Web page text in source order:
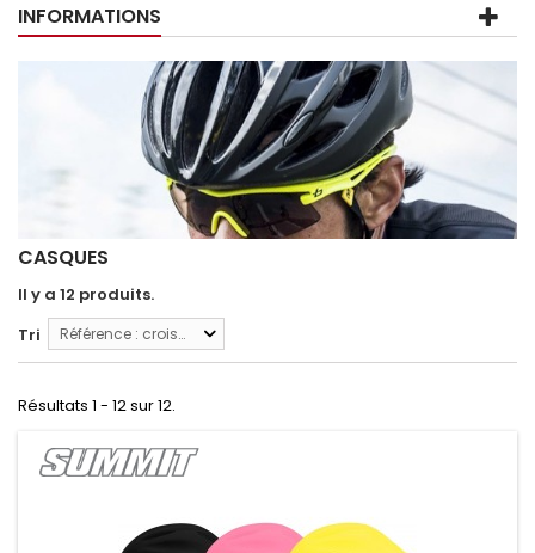
INFORMATIONS
CASQUES
Il y a 12 produits.
Tri
Référence : croissante
Résultats 1 - 12 sur 12.